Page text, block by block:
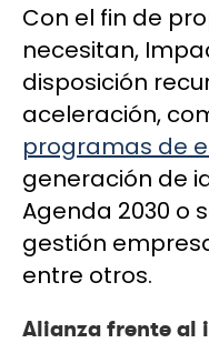
Con el fin de
necesitan,
disposición
aceleración,
programas de
generación de
Agenda 2030 o
gestión
entre otros.
Alianza frente al